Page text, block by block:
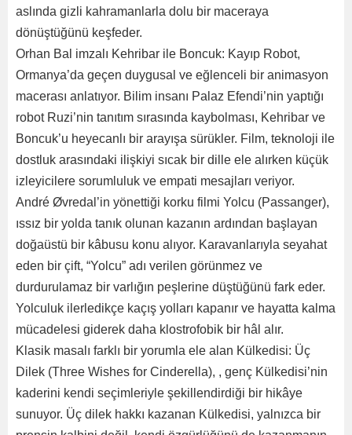
aslında gizli kahramanlarla dolu bir maceraya
dönüştüğünü keşfeder.
Orhan Bal imzalı Kehribar ile Boncuk: Kayıp Robot,
Ormanya’da geçen duygusal ve eğlenceli bir animasyon
macerası anlatıyor. Bilim insanı Palaz Efendi’nin yaptığı
robot Ruzi’nin tanıtım sırasında kaybolması, Kehribar ve
Boncuk’u heyecanlı bir arayışa sürükler. Film, teknoloji ile
dostluk arasındaki ilişkiyi sıcak bir dille ele alırken küçük
izleyicilere sorumluluk ve empati mesajları veriyor.
André Øvredal’in yönettiği korku filmi Yolcu (Passanger),
ıssız bir yolda tanık olunan kazanın ardından başlayan
doğaüstü bir kâbusu konu alıyor. Karavanlarıyla seyahat
eden bir çift, “Yolcu” adı verilen görünmez ve
durdurulamaz bir varlığın peşlerine düştüğünü fark eder.
Yolculuk ilerledikçe kaçış yolları kapanır ve hayatta kalma
mücadelesi giderek daha klostrofobik bir hâl alır.
Klasik masalı farklı bir yorumla ele alan Külkedisi: Üç
Dilek (Three Wishes for Cinderella), , genç Külkedisi’nin
kaderini kendi seçimleriyle şekillendirdiği bir hikâye
sunuyor. Üç dilek hakkı kazanan Külkedisi, yalnızca bir